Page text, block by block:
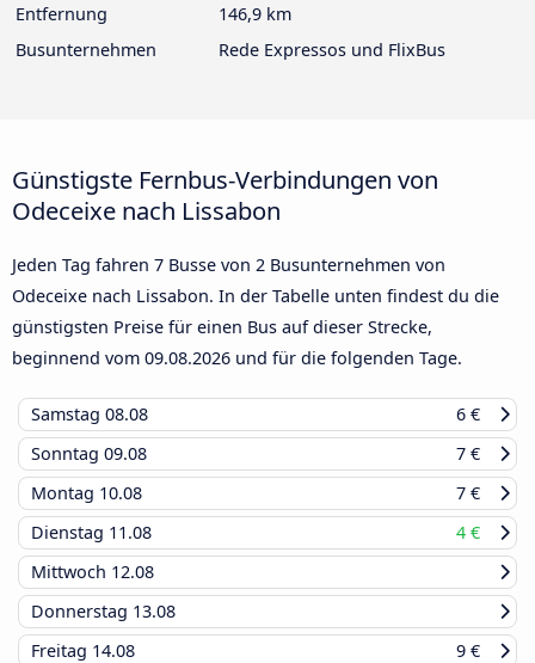
Entfernung
146,9 km
Busunternehmen
Rede Expressos und FlixBus
Günstigste Fernbus-Verbindungen von
Odeceixe nach Lissabon
Jeden Tag fahren 7 Busse von 2 Busunternehmen von
Odeceixe nach Lissabon. In der Tabelle unten findest du die
günstigsten Preise für einen Bus auf dieser Strecke,
beginnend vom 09.08.2026 und für die folgenden Tage.
Samstag 08.08
6 €
Sonntag 09.08
7 €
Montag 10.08
7 €
Dienstag 11.08
4 €
Mittwoch 12.08
Donnerstag 13.08
Freitag 14.08 9 €